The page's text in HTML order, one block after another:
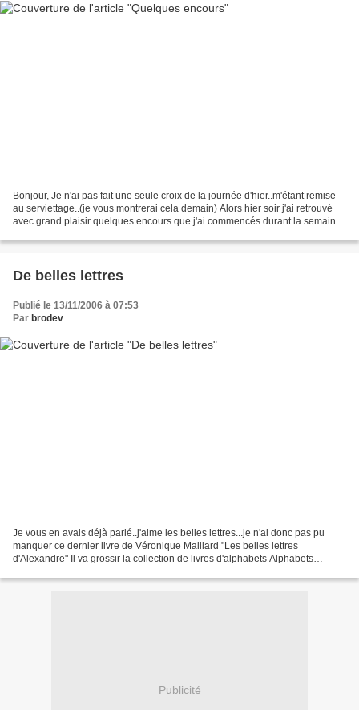
Bonjour, Je n'ai pas fait une seule croix de la journée d'hier..m'étant remise
au serviettage..(je vous montrerai cela demain) Alors hier soir j'ai retrouvé
avec grand plaisir quelques encours que j'ai commencés durant la semaine
De belles lettres
Publié le 13/11/2006 à 07:53
Par brodev
Je vous en avais déjà parlé..j'aime les belles lettres...je n'ai donc pas pu
manquer ce dernier livre de Véronique Maillard "Les belles lettres
d'Alexandre" Il va grossir la collection de livres d'alphabets Alphabets
Publicité